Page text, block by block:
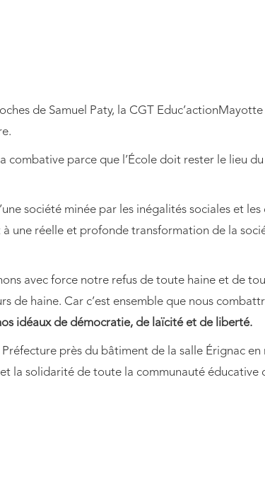
de Samuel Paty, la CGT
combative parce que l’École doit rester le lieu
société minée par les inégalités sociales et
une réelle et profonde transformation de la
avec force notre refus de toute haine et de
de haine. Car c’est ensemble que nous
idéaux de démocratie, de laïcité et de liberté.
près du bâtiment de la salle Érignac
la solidarité de toute la communauté